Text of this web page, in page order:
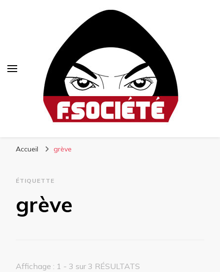
Accueil grève
ÉTIQUETTE
grève
Affichage : 1 - 3 sur 3 RÉSULTATS